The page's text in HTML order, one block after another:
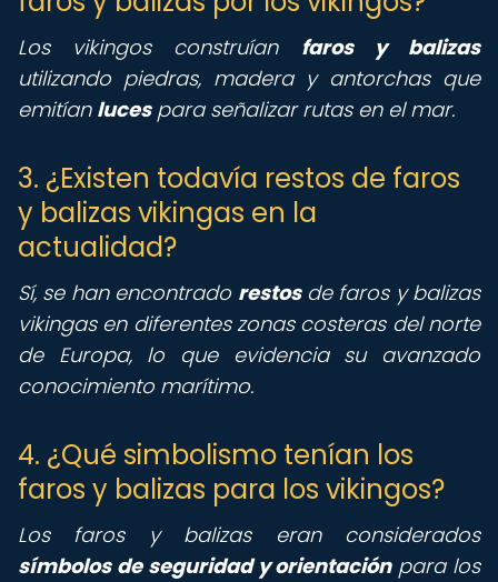
Los vikingos construían faros y balizas
utilizando piedras, madera y antorchas que
emitían lucespara señalizar rutas en el mar.
3. ¿Existen todavía restos de faros
y balizas vikingas en la
actualidad?
Sí, se han encontrado restosde faros y balizas
vikingas en diferentes zonas costeras del norte
de Europa, lo que evidencia su avanzado
conocimiento marítimo.
4. ¿Qué simbolismo tenían los
faros y balizas para los vikingos?
Los faros y balizas eran considerados
símbolos de seguridad y orientaciónpara los